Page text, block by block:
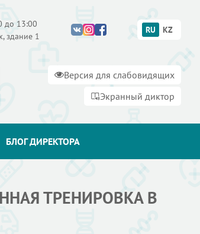
до 13:00
здание 1
RU KZ
Версия для слабовидящих
Экранный диктор
БЛОГ ДИРЕКТОРА
ТРЕНИРОВКА В